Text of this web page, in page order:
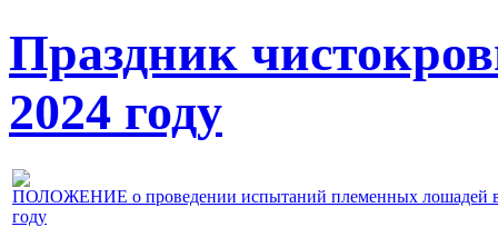
Праздник
2024 году
ПОЛОЖЕНИЕ о проведении испытаний племенных лошадей
году